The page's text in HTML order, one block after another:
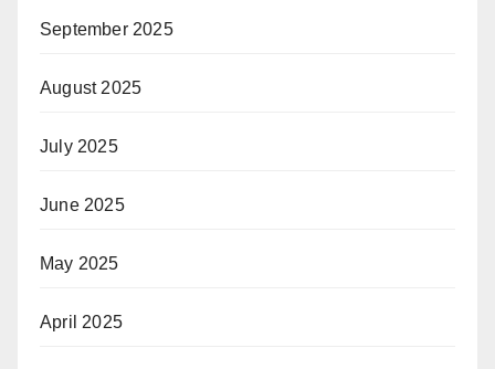
September 2025
August 2025
July 2025
June 2025
May 2025
April 2025